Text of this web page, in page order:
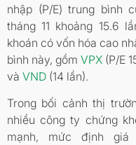
nhập (P/E) trung bình
tháng 11 khoảng 15.6
khoán có vốn hóa cao
bình này, gồm VPX (P/E
và VND (14 lần).
Trong bối cảnh thị
nhiều công ty chứng
mạnh, mức định